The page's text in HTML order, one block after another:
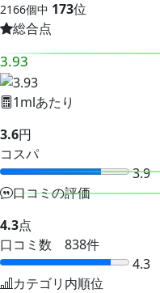
2166個中 173位
総合点
3.93
1mlあたり
3.6円
コスパ
3.9
口コミの評価
4.3点
口コミ数 838件
4.3
カテゴリ内順位